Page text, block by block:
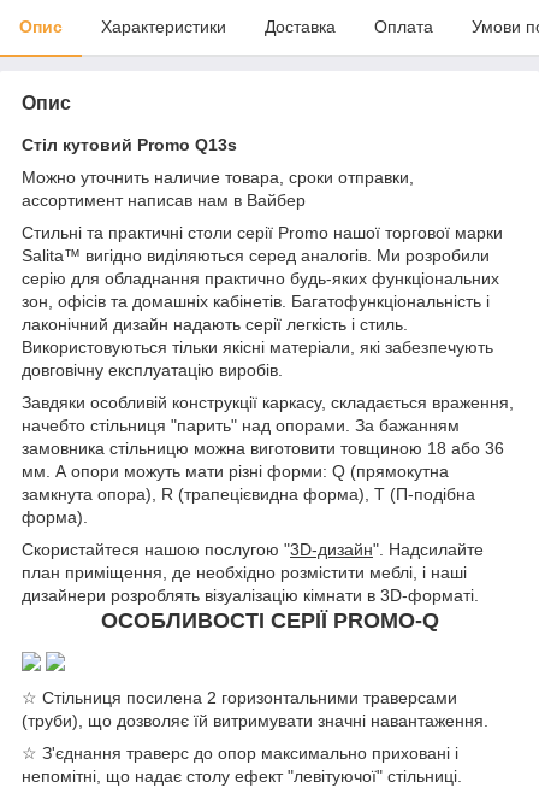
Опис Характеристики Доставка Оплата Умови
Опис
Стіл кутовий Promo Q13s
Можно уточнить наличие товара, сроки отправки,
ассортимент написав нам в Вайбер
Стильні та практичні столи серії Promo нашої торгової марки
Salita™ вигідно виділяються серед аналогів. Ми розробили
серію для обладнання практично будь-яких функціональних
зон, офісів та домашніх кабінетів. Багатофункціональність і
лаконічний дизайн надають серії легкість і стиль.
Використовуються тільки якісні матеріали, які забезпечують
довговічну експлуатацію виробів.
Завдяки особливій конструкції каркасу, складається враження,
начебто стільниця "парить" над опорами. За бажанням
замовника стільницю можна виготовити товщиною 18 або 36
мм. А опори можуть мати різні форми: Q (прямокутна
замкнута опора), R (трапецієвидна форма), Т (П-подібна
форма).
Скористайтеся нашою послугою "3D-дизайн". Надсилайте
план приміщення, де необхідно розмістити меблі, і наші
дизайнери розроблять візуалізацію кімнати в 3D-форматі.
ОСОБЛИВОСТІ СЕРІЇ PROMO-Q
☆ Стільниця посилена 2 горизонтальними траверсами
(труби), що дозволяє їй витримувати значні навантаження.
☆ З'єднання траверс до опор максимально приховані і
непомітні, що надає столу ефект "левітуючої" стільниці.